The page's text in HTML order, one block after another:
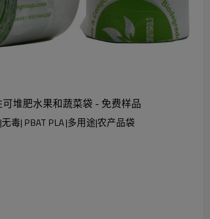
堆肥水果和蔬菜袋 - 免费样品
毒| PBAT PLA |多用途|农产品袋